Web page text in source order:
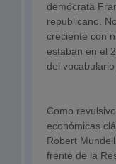
demócrata
republicano.
creciente con
estaban en el
del
Como
económicas
Robert
frente de la